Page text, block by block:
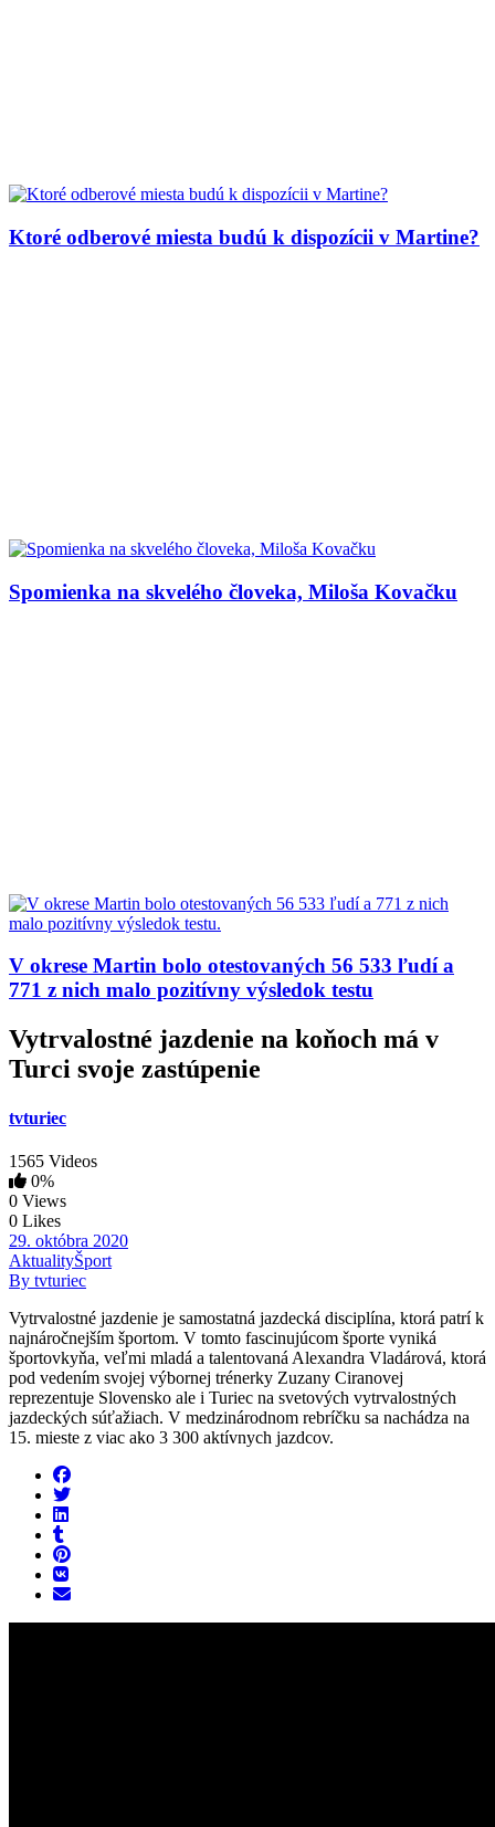
Ktoré odberové miesta budú k dispozícii v Martine?
Spomienka na skvelého človeka, Miloša Kovačku
V okrese Martin bolo otestovaných 56 533 ľudí a
771 z nich malo pozitívny výsledok testu
Vytrvalostné jazdenie na koňoch má v
Turci svoje zastúpenie
tvturiec
1565 Videos
0%
0 Views
0 Likes
29. októbra 2020
AktualityŠport
By tvturiec
Vytrvalostné jazdenie je samostatná jazdecká disciplína, ktorá patrí k
najnáročnejším športom. V tomto fascinujúcom športe vyniká
športovkyňa, veľmi mladá a talentovaná Alexandra Vladárová, ktorá
pod vedením svojej výbornej trénerky Zuzany Ciranovej
reprezentuje Slovensko ale i Turiec na svetových vytrvalostných
jazdeckých súťažiach. V medzinárodnom rebríčku sa nachádza na
15. mieste z viac ako 3 300 aktívnych jazdcov.